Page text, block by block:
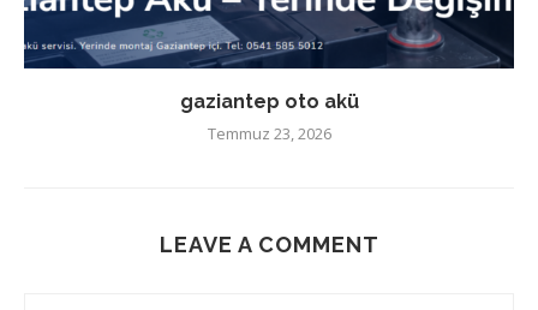
gaziantep oto akü
Temmuz 23, 2026
LEAVE A COMMENT